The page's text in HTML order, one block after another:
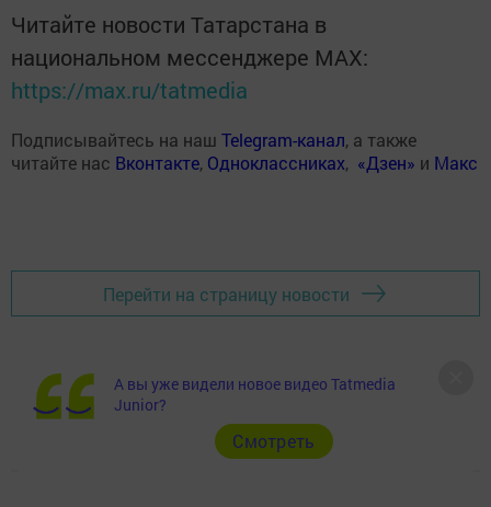
Читайте новости Татарстана в
национальном мессенджере MАХ:
https://max.ru/tatmedia
Подписывайтесь на наш Telegram-канал, а также
читайте нас Вконтакте, Одноклассниках, «Дзен» и Макс
Перейти на страницу новости
А вы уже видели новое видео Tatmedia
Junior?
Cмотреть